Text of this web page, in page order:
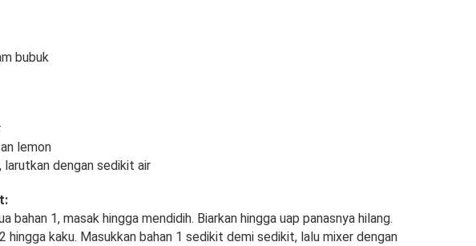
bubuk
lemon
larutkan dengan sedikit air
bahan 1, masak hingga mendidih. Biarkan hingga uap panasnya hilang.
hingga kaku. Masukkan bahan 1 sedikit demi sedikit, lalu mixer dengan